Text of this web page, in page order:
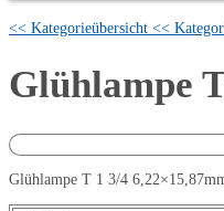
<< Kategorieübersicht <<
Glühlampe
Glühlampe T 1 3/4